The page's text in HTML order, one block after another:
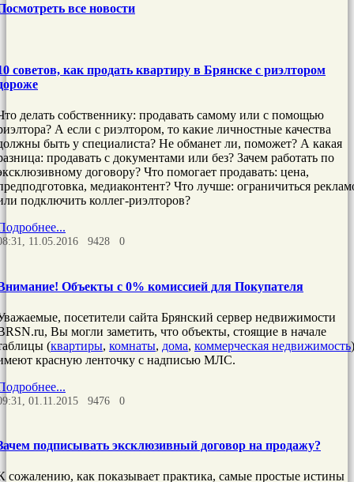
все новости
советов, как продать квартиру в Брянске с риэлтором
делать собственнику: продавать самому или с помощью
А если с риэлтором, то какие личностные качества
быть у специалиста? Не обманет ли, поможет? А какая
продавать с документами или без? Зачем работать по
договору? Что помогает продавать: цена,
медиаконтент? Что лучше: ограничиться
подключить коллег-риэлторов?
11.05.2016 9428 0
Объекты с 0% комиссией для Покупателя
посетители сайта Брянский сервер недвижимости
Вы могли заметить, что объекты, стоящие в начале
(квартиры, комнаты, дома, коммерческая недвижимость
красную ленточку с надписью МЛС.
01.11.2015 9476 0
подписывать эксклюзивный договор на продажу?
сожалению, как показывает практика, самые простые истины